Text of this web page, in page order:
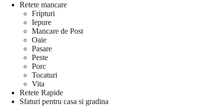
Retete mancare
Fripturi
Iepure
Mancare de Post
Oaie
Pasare
Peste
Porc
Tocaturi
Vita
Retete Rapide
Sfaturi pentru casa si gradina